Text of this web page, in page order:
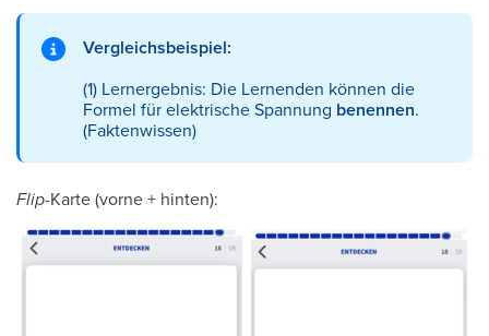
Vergleichsbeispiel:
(1) Lernergebnis: Die Lernenden können die
Formel für elektrische Spannung benennen.
(Faktenwissen)
Flip-Karte (vorne + hinten):